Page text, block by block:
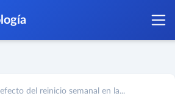
del reinicio semanal en la...